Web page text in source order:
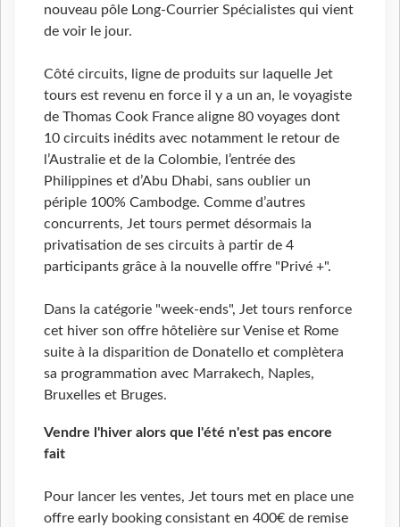
nouveau pôle Long-Courrier Spécialistes qui vient
de voir le jour.
Côté circuits, ligne de produits sur laquelle Jet
tours est revenu en force il y a un an, le voyagiste
de Thomas Cook France aligne 80 voyages dont
10 circuits inédits avec notamment le retour de
l’Australie et de la Colombie, l’entrée des
Philippines et d’Abu Dhabi, sans oublier un
périple 100% Cambodge. Comme d’autres
concurrents, Jet tours permet désormais la
privatisation de ses circuits à partir de 4
participants grâce à la nouvelle offre "Privé +".
Dans la catégorie "week-ends", Jet tours renforce
cet hiver son offre hôtelière sur Venise et Rome
suite à la disparition de Donatello et complètera
sa programmation avec Marrakech, Naples,
Bruxelles et Bruges.
Vendre l'hiver alors que l'été n'est pas encore
fait
Pour lancer les ventes, Jet tours met en place une
offre early booking consistant en 400€ de remise